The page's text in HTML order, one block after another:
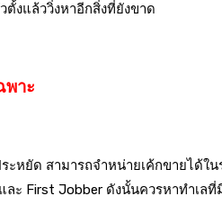
ตั้งแล้ววิ่งหาอีกสิ่งที่ยังขาด
พาะ
หยัด สามารถจำหน่ายเค้กขายได้
First Jobber ดังนั้นควรหาทำเล